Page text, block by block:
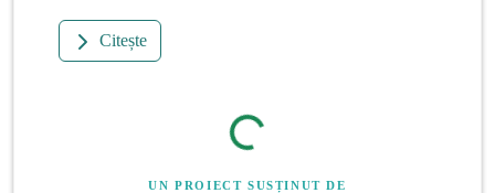
Citește
UN PROIECT SUSȚINUT DE